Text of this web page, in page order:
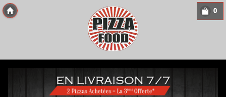
0
Copyright 2013 Des-Click Com